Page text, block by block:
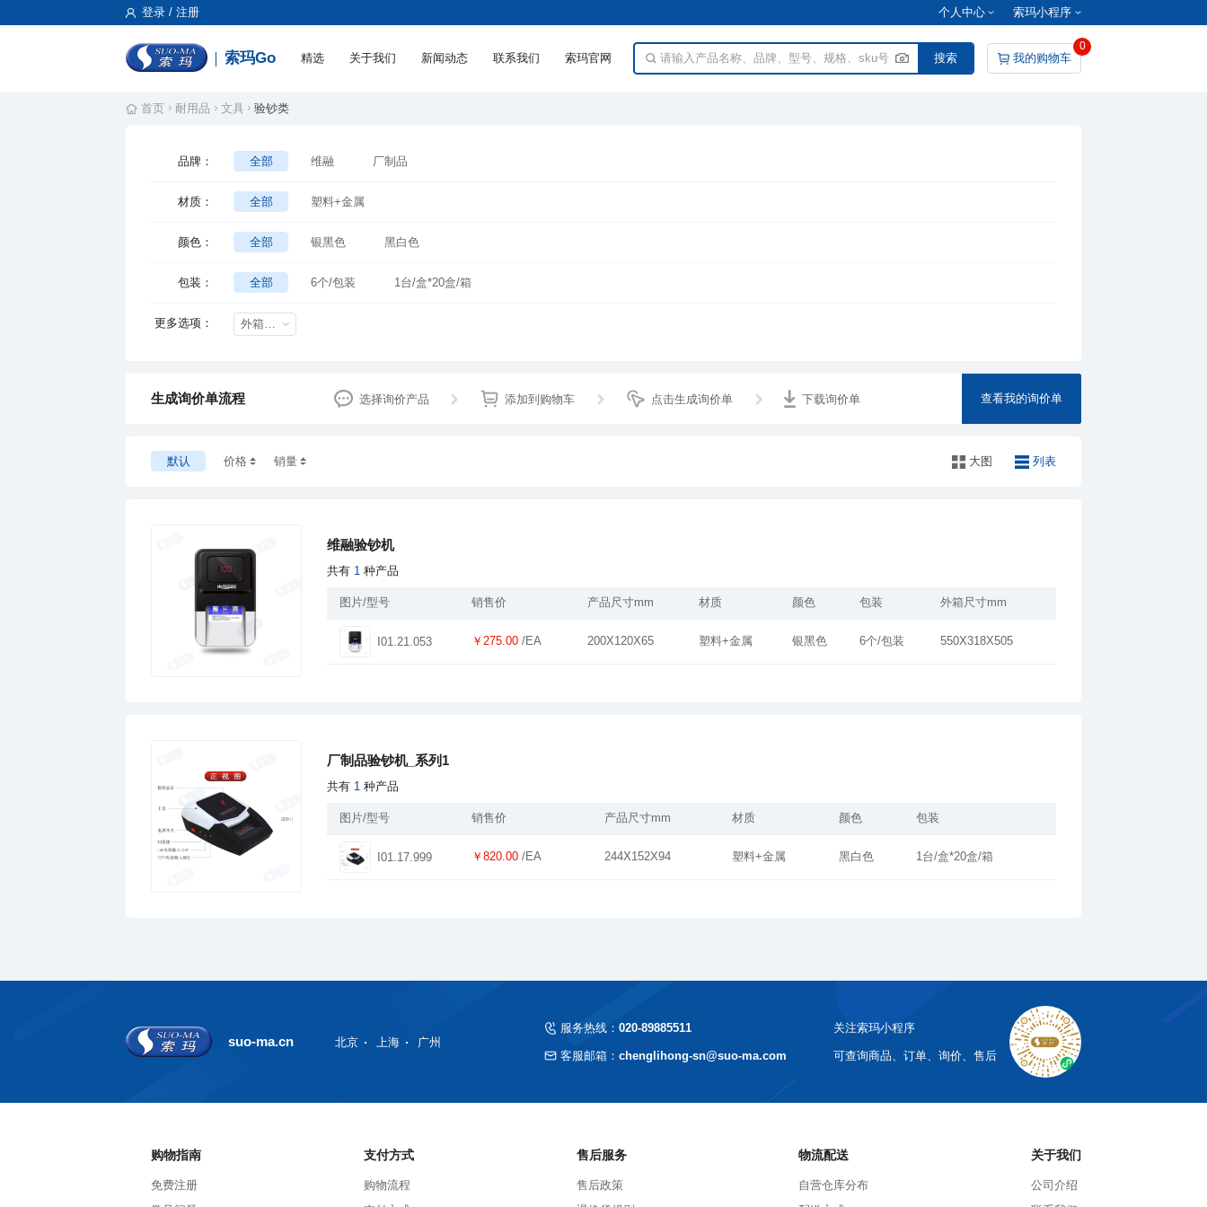
登录 / 注册 个人中心 索玛小程序
索玛Go 精选 关于我们 新闻动态 联系我们 索玛官网 我的购物车
0
首页 耐用品 文具 验钞类
品牌： 全部 维融 厂制品
材质： 全部 塑料+金属
颜色： 全部 银黑色 黑白色
包装： 全部 6个/包装 1台/盒*20盒/箱
更多选项： 外箱尺寸mm
生成询价单流程 选择询价产品 添加到购物车 点击生成询价单 下载询价单 查看我的询价单
默认 价格 销量 大图 列表
维融验钞机
共有 1 种产品
图片/型号 销售价 产品尺寸mm 材质 颜色 包装 外箱尺寸mm
I01.21.053 ￥275.00 /EA 200X120X65 塑料+金属 银黑色 6个/包装 550X318X505
厂制品验钞机_系列1
共有 1 种产品
图片/型号 销售价 产品尺寸mm 材质 颜色 包装
I01.17.999 ￥820.00 /EA 244X152X94 塑料+金属 黑白色 1台/盒*20盒/箱
suo-ma.cn 北京 上海 广州
服务热线： 020-89885511
客服邮箱： chenglihong-sn@suo-ma.com
关注索玛小程序
可查询商品、订单、询价、售后
购物指南
免费注册
支付方式
购物流程
售后服务
售后政策
物流配送
自营仓库分布
关于我们
公司介绍